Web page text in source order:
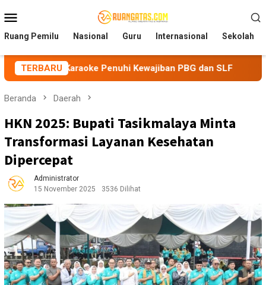
ke
kontenMobile
Ruang Pemilu Nasional Guru Internasional Sekolah
TERBARU
Penuhi Kewajiban PBG dan SLF BEM Nusantara
Beranda Daerah
HKN 2025: Bupati Tasikmalaya Minta
Transformasi Layanan Kesehatan
Dipercepat
Administrator
15 November 2025
3536 Dilihat